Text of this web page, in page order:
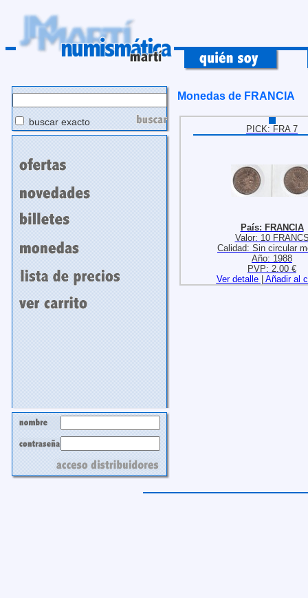
buscar exacto
Monedas de FRANCIA
PICK: FRA 7
País: FRANCIA
Valor: 10
Calidad: Sin circular
Año: 1988
PVP: 2.00 €
Ver detalle| Añadir al